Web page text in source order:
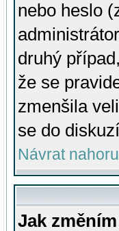
nebo heslo
druhý
že se
zmenšila
se do
Návrat nahoru
Jak